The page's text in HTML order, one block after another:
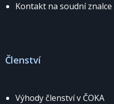
Kontakt na soudní znalce
Členství
Výhody členství v ČOKA